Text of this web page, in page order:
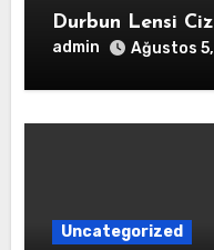
Durbun Lensi
admin Ağustos
Uncategorized